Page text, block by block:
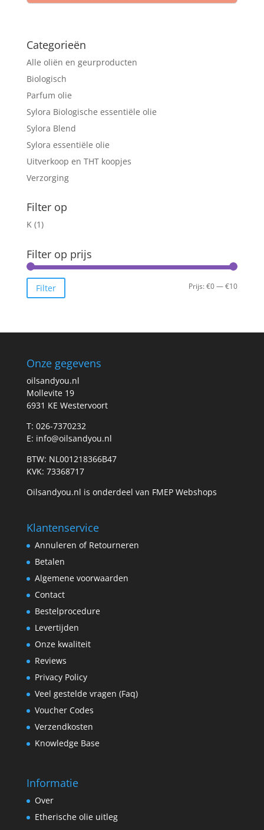
Categorieën
Alle oliën en geurproducten
Biologisch
Parfum olie
Sylora Biologische essentiële olie
Sylora Blend
Sylora essentiële olie
Uitverkoop en THT koopjes
Verzorging
Filter op
K (1)
Filter op prijs
Min.
Max.
Filter Prijs:€0—€10
Onze gegevens
oilsandyou.nl
Mollevite 19
6931 KE Westervoort
T: 026-7370232
E: info@oilsandyou.nl
BTW: NL001218366B47
KVK: 73368717
Oilsandyou.nl is onderdeel van FMEP Webshops
Klantenservice
Annuleren of Retourneren
Betalen
Algemene voorwaarden
Contact
Bestelprocedure
Levertijden
Onze kwaliteit
Reviews
Privacy Policy
Veel gestelde vragen (Faq)
Voucher Codes
Verzendkosten
Knowledge Base
Informatie
Over
Etherische olie uitleg